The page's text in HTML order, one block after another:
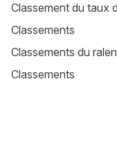
Classement du taux
Classements
Classements du
Classements